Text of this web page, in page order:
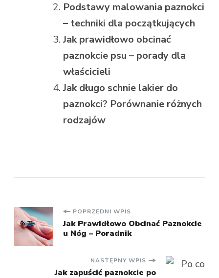
Podstawy malowania paznokci
– techniki dla początkujących
Jak prawidłowo obcinać
paznokcie psu – porady dla
właścicieli
Jak długo schnie lakier do
paznokci? Porównanie różnych
rodzajów
Nawigacja
wpisu
POPRZEDNI WPIS
Jak Prawidłowo Obcinać Paznokcie
u Nóg – Poradnik
NASTĘPNY WPIS
Jak zapuścić paznokcie po